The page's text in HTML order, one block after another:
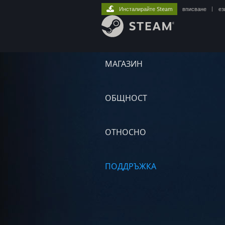
МАГАЗИН
ОБЩНОСТ
ОТНОСНО
ПОДДРЪЖКА
Инсталирайте Steam вписване